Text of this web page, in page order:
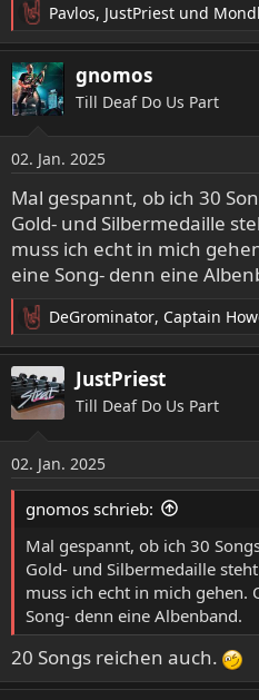
R
e
a
k
t
n
e
n
:
Pavlos, JustPriest und
gnomos
Till Deaf Do Us Part
02. Jan. 2025
Mal gespannt, ob ich 30
Gold- und Silbermedaille
muss ich echt in mich
eine Song- denn eine
R
e
a
k
t
n
e
n
DeGrominator, Captain
JustPriest
Till Deaf Do Us Part
02. Jan. 2025
gnomos schrieb:
Mal gespannt, ob ich 30
Gold- und Silbermedaille
muss ich echt in mich gehen.
Song- denn eine Albenband.
20 Songs reichen auch.